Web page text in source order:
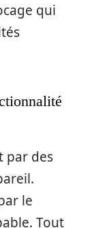
qui
par des
le
Tout